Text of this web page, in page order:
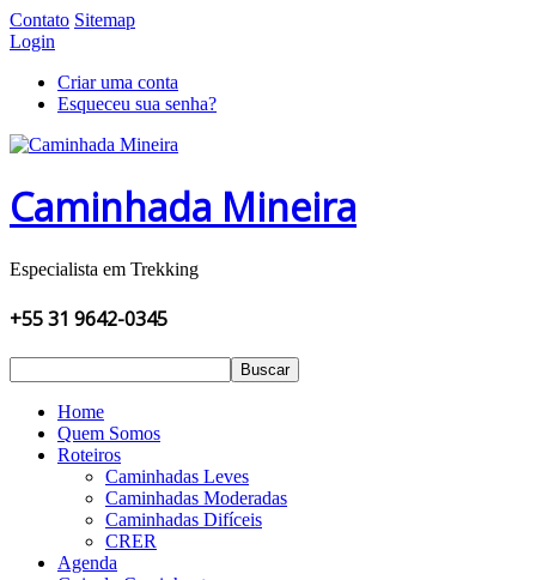
Contato Sitemap
Login
Criar uma conta
Esqueceu sua senha?
Caminhada Mineira
Especialista em Trekking
+55 31 9642-0345
Buscar
Home
Quem Somos
Roteiros
Caminhadas Leves
Caminhadas Moderadas
Caminhadas Difíceis
CRER
Agenda